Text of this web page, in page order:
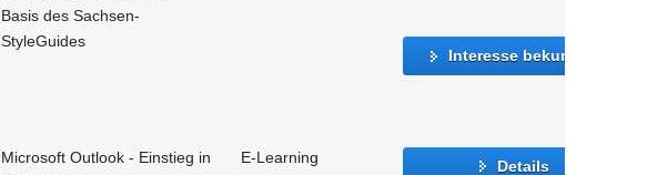
Basis des Sachsen-
StyleGuides
Interesse bekunden
Microsoft Outlook - Einstieg in
E-Learning Details